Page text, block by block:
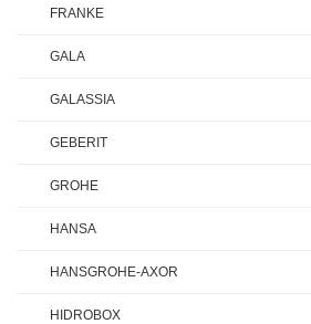
FRANKE
GALA
GALASSIA
GEBERIT
GROHE
HANSA
HANSGROHE-AXOR
HIDROBOX